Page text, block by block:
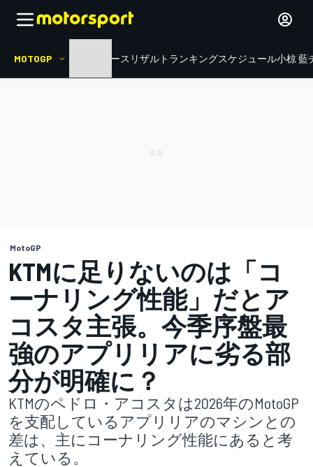
MOTOGP ニュース リザルト ランキングスケジュール小椋 藍
MotoGP
KTMに足りないのは「コ
ーナリング性能」だとア
コスタ主張。今季序盤最
強のアプリリアに劣る部
分が明確に？
KTMのペドロ・アコスタは2026年のMotoGP
を支配しているアプリリアのマシンとの
差は、主にコーナリング性能にあると考
えている。